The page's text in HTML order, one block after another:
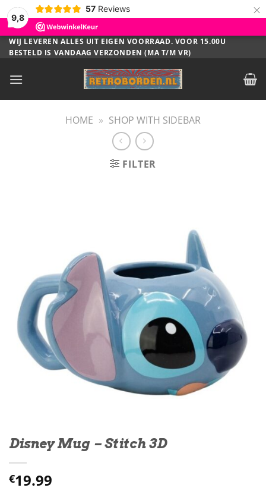
9,8
57 Reviews ×
Ga
naar
WIJ LEVEREN ALLES UIT EIGEN VOORRAAD. VOOR 15.00U
BESTELD IS VANDAAG VERZONDEN (MA T/M VR)
HOME » SHOP WITH SIDEBAR
FILTER
Disney Mug – Stitch 3D
€19.99